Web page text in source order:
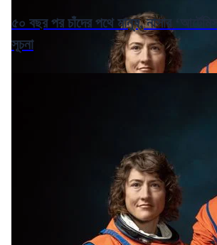
৫০ বছর পর চাঁদের পথে মানুষ, নাসার
সূচনা